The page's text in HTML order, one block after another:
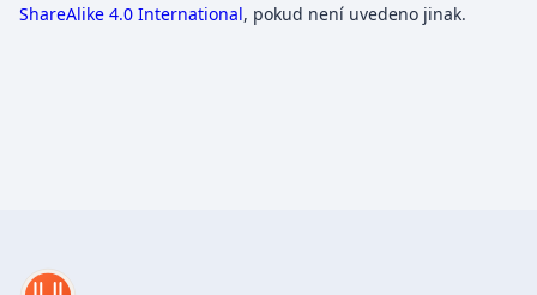
ShareAlike 4.0 International, pokud není uvedeno jinak.